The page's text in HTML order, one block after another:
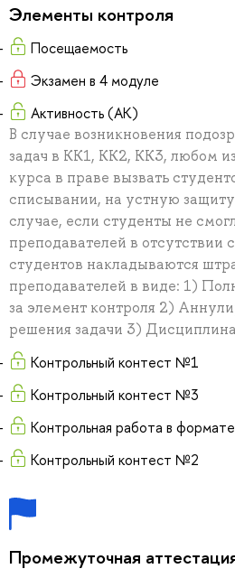
Элементы контроля
Посещаемость
Экзамен в 4 модуле
Активность (АК)
В случае возникновения
задач в КК1, КК2, КК3, любом
курса в праве вызвать
списывании, на устную защиту
случае, если студенты не
преподавателей в отсутствии
студентов накладываются
преподавателей в виде: 1)
за элемент контроля 2)
решения задачи 3)
Контрольный контест №1
Контрольный контест №3
Контрольная работа в
Контрольный контест №2
Промежуточная